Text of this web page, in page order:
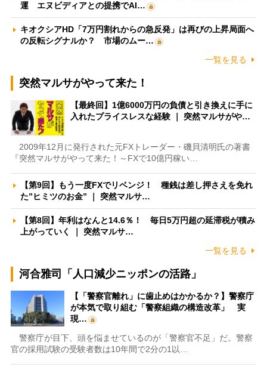
運 エヌビディアとの提携でAI…
キオクシアHD「7万円割れからの急反発」は再びの上昇局面へ
の反転シグナルか？ 市場のムー…
一覧を見る
突然マルサがやって来た！
【最終回】1億6000万円の負債と引き換えに手に
入れたプライスレスな経験 ｜ 突然マルサがや…
2009年12月に発行された元FXトレーダー・磯貝清明氏の著書
『突然マルサがやって来た！～FXで10億円稼い…
【第9回】もう一度FXでリベンジ！ 種銭は差し押さえを免れ
た”ヒミツのお金” ｜ 突然マルサ…
【第8回】年利はなんと14.6％！ 毎日5万円超の延滞税が積み
上がっていく ｜ 突然マルサ…
一覧を見る
河合雅司「人口減少ニッポンの活路」
【「警察官離れ」に歯止めはかかるか？】警察庁
が本気で取り組む「警察組織の構造改革」 実
現…
警察庁が目下、頭を悩ませているのが「警察官不足」だ。警察
官の採用試験の受験者数は10年間で2分の1以…